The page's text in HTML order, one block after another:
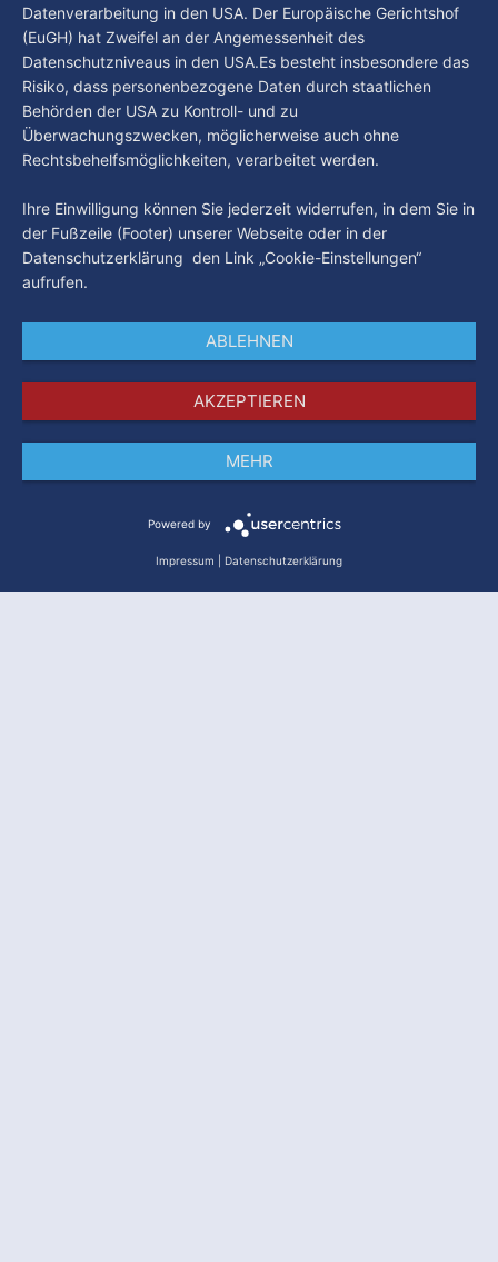
Datenschutz
Datenverarbeitung in den USA. Der Europäische Gerichtshof
(EuGH) hat Zweifel an der Angemessenheit des
Datenschutzniveaus in den USA.Es besteht insbesondere das
Risiko, dass personenbezogene Daten durch staatlichen
Behörden der USA zu Kontroll- und zu
Überwachungszwecken, möglicherweise auch ohne
Rechtsbehelfsmöglichkeiten, verarbeitet werden.
Ihre Einwilligung können Sie jederzeit widerrufen, in dem Sie in
der Fußzeile (Footer) unserer Webseite oder in der
Datenschutzerklärung den Link „Cookie-Einstellungen“
aufrufen.
ABLEHNEN
AKZEPTIEREN
MEHR
Powered by
Impressum Datenschutzerklärung